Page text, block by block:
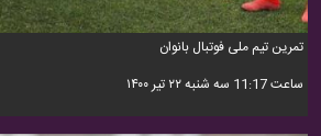
تمرین تیم ملی فوتبال بانوان
ساعت 11:17 سه شنبه ۲۲ تیر ۱۴۰۰